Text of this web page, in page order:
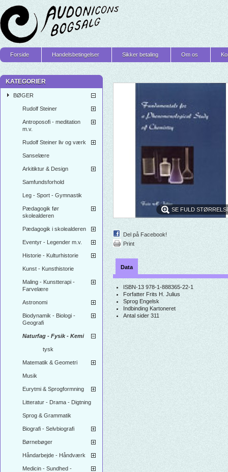
Forside Handelsbetingelser Sikker betaling Om os
KATEGORIER
BØGER
Rudolf Steiner
Antroposofi - meditation
m.v.
Rudolf Steiner liv og værk
Sanselære
Arkitiktur & Design
Samfundsforhold
Leg - Sport - Gymnastik
Pædagogik før
skolealderen
Pædagogik i skolealderen
Eventyr - Legender m.v.
Historie - Kulturhistorie
Kunst - Kunsthistorie
Maling - Kunstterapi -
Farvelære
Astronomi
Biodynamik - Biologi -
Geografi
Naturfag - Fysik - Kemi
tysk
Matematik & Geometri
Musik
Eurytmi & Sprogformning
Litteratur - Drama - Digtning
Sprog & Grammatik
Biografi - Selvbiografi
Børnebøger
Håndarbejde - Håndværk
Medicin - Sundhed -
SE FULD
Del på Facebook!
Print
Data
ISBN-13 978-1-888365-22-1
Forfatter Frits H. Julius
Sprog Engelsk
Indbinding Kartoneret
Antal sider 311